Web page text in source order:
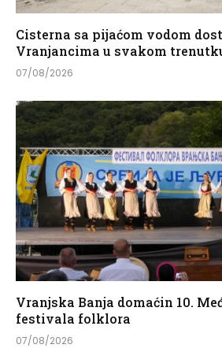
Cisterna sa pijaćom vodom
Vranjancima u svakom
07/08/2026
Vranjska Banja domaćin 10.
festivala folklora
07/08/2026